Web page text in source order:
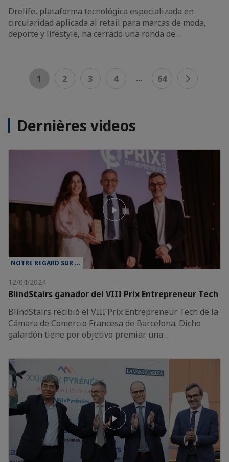
Drelife, plataforma tecnológica especializada en
circularidad aplicada al retail para marcas de moda,
deporte y lifestyle, ha cerrado una ronda de…
1 2 3 4 ... 64
Dernières videos
NOTRE REGARD SUR ...
12/04/2024
BlindStairs ganador del VIII Prix Entrepreneur Tech
BlindStairs recibió el VIII Prix Entrepreneur Tech de la
Cámara de Comercio Francesa de Barcelona. Dicho
galardón tiene por objetivo premiar una…